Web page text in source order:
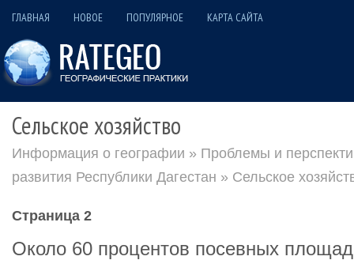
ГЛАВНАЯ НОВОЕ ПОПУЛЯРНОЕ КАРТА САЙТА
Сельское хозяйство
Информация о географии » Проблемы и
развития Республики Дагестан » Сельское
Страница 2
Около 60 процентов посевных